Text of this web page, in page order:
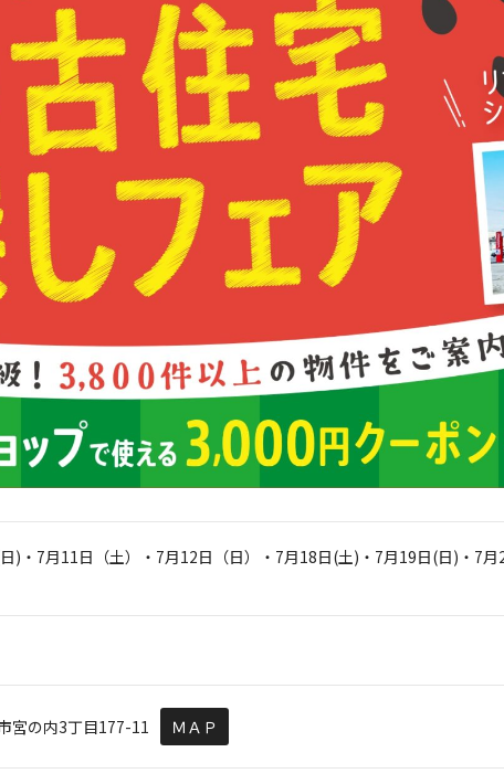
)・7月11日（土）・7月12日（日）・7月18日(土)・7月19日(日)・7月
宮の内3丁目177-11 ＭＡＰ